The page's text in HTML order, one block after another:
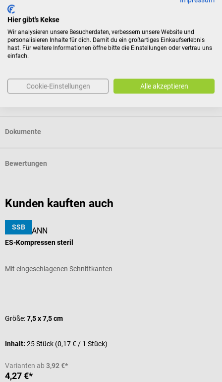
Für Verbraucher besteht das Widerrufsrecht nicht bei
Verträgen zur Lieferung versiegelter Waren, die aus
Gründen des Gesundheitsschutzes oder der Hygiene nicht
zur Rückgabe geeignet sind, wenn ihre Versiegelung nach
Dokumente
Bewertungen
Kunden kauften auch
SSB
HARTMANN
ES-Kompressen steril
Mit eingeschlagenen Schnittkanten
Größe:7,5 x 7,5 cm
Inhalt: 25 Stück (0,17 € / 1 Stück)
Varianten ab 3,92 €*
4,27 €*
Hier gibt's Kekse
Wir analysieren unsere Besucherdaten, verbessern unsere Website und
personalisieren Inhalte für dich. Damit du ein großartiges Einkaufserlebnis
hast. Für weitere Informationen öffne bitte die Einstellungen oder vertrau uns
einfach.
Cookie-Einstellungen Alle akzeptieren